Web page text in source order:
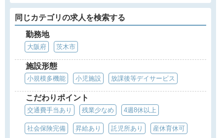
同じカテゴリの求人を検索する
勤務地
大阪府 茨木市
施設形態
小規模多機能 小児施設 放課後等デイサービス
こだわりポイント
交通費手当あり 残業少なめ 4週8休以上
社会保険完備 昇給あり 託児所あり 産休育休可